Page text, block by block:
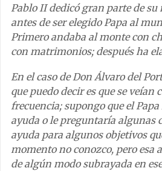
Pablo II dedicó gran parte de
antes de ser elegido Papa al
Primero andaba al monte con
con matrimonios; después ha
En el caso de Don Álvaro del
que puedo decir es que se veían
frecuencia; supongo que el
ayuda o le preguntaría algunas
ayuda para algunos objetivos
momento no conozco, pero esa
de algún modo subrayada en